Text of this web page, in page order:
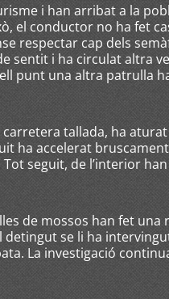
i han arribat a la
el conductor no ha fet
respectar cap dels
sentit i ha circulat altra
punt una altra patrulla
tallada, ha
ha accelerat
seguit, de l’interior
de mossos han fet una
se li ha
La investigació